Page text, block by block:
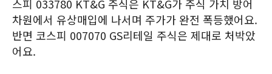
스피 033780 KT&G 주식은 KT&G가 주식 가치 방어
차원에서 유상매입에 나서며 주가가 완전 폭등했어요.
반면 코스피 007070 GS리테일 주식은 제대로 처박았
어요.